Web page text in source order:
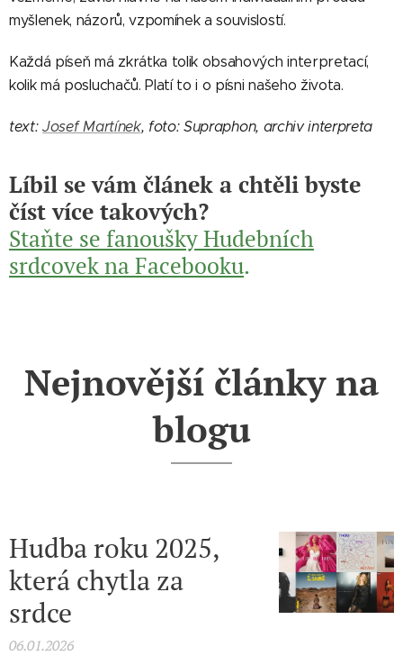
myšlenek, názorů, vzpomínek a souvislostí.
Každá píseň má zkrátka tolik obsahových interpretací,
kolik má posluchačů. Platí to i o písni našeho života.
text:Josef Martínek, foto: Supraphon, archiv interpreta
Líbil se vám článek a chtěli byste
číst více takových?
Staňte se fanoušky Hudebních
srdcovek na Facebooku.
Nejnovější články na
blogu
Hudba roku 2025,
která chytla za
srdce
06.01.2026